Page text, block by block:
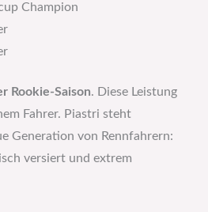
Champion
Rookie-Saison. Diese Leistung
Fahrer. Piastri steht
Generation von Rennfahrern:
versiert und extrem